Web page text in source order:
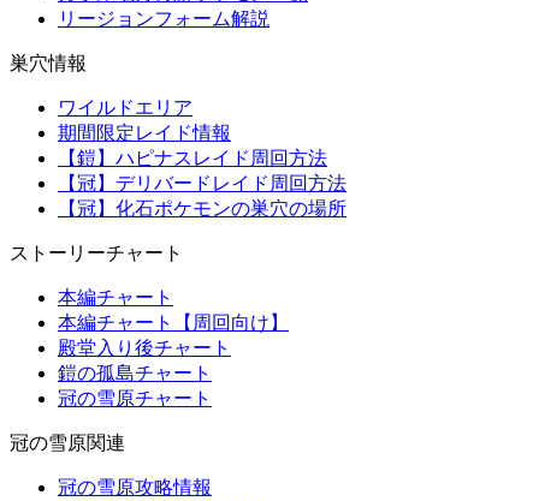
リージョンフォーム解説
巣穴情報
ワイルドエリア
期間限定レイド情報
【鎧】ハピナスレイド周回方法
【冠】デリバードレイド周回方法
【冠】化石ポケモンの巣穴の場所
ストーリーチャート
本編チャート
本編チャート【周回向け】
殿堂入り後チャート
鎧の孤島チャート
冠の雪原チャート
冠の雪原関連
冠の雪原攻略情報